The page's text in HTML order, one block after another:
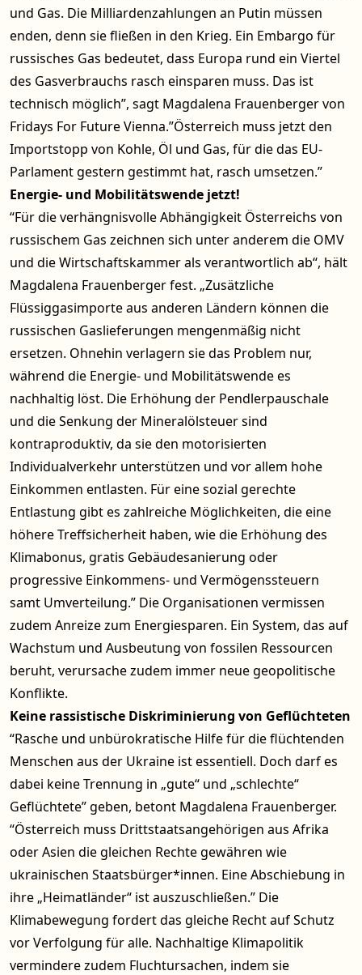
und Gas. Die Milliardenzahlungen an Putin müssen
enden, denn sie fließen in den Krieg. Ein Embargo für
russisches Gas bedeutet, dass Europa rund ein Viertel
des Gasverbrauchs rasch einsparen muss. Das ist
technisch möglich”, sagt Magdalena Frauenberger von
Fridays For Future Vienna.”Österreich muss jetzt den
Importstopp von Kohle, Öl und Gas, für die das EU-
Parlament gestern gestimmt hat, rasch umsetzen.”
Energie- und Mobilitätswende jetzt!
“Für die verhängnisvolle Abhängigkeit Österreichs von
russischem Gas zeichnen sich unter anderem die OMV
und die Wirtschaftskammer als verantwortlich ab“, hält
Magdalena Frauenberger fest. „Zusätzliche
Flüssiggasimporte aus anderen Ländern können die
russischen Gaslieferungen mengenmäßig nicht
ersetzen. Ohnehin verlagern sie das Problem nur,
während die Energie- und Mobilitätswende es
nachhaltig löst. Die Erhöhung der Pendlerpauschale
und die Senkung der Mineralölsteuer sind
kontraproduktiv, da sie den motorisierten
Individualverkehr unterstützen und vor allem hohe
Einkommen entlasten. Für eine sozial gerechte
Entlastung gibt es zahlreiche Möglichkeiten, die eine
höhere Treffsicherheit haben, wie die Erhöhung des
Klimabonus, gratis Gebäudesanierung oder
progressive Einkommens- und Vermögenssteuern
samt Umverteilung.” Die Organisationen vermissen
zudem Anreize zum Energiesparen. Ein System, das auf
Wachstum und Ausbeutung von fossilen Ressourcen
beruht, verursache zudem immer neue geopolitische
Konflikte.
Keine rassistische Diskriminierung von Geflüchteten
“Rasche und unbürokratische Hilfe für die flüchtenden
Menschen aus der Ukraine ist essentiell. Doch darf es
dabei keine Trennung in „gute“ und „schlechte“
Geflüchtete” geben, betont Magdalena Frauenberger.
“Österreich muss Drittstaatsangehörigen aus Afrika
oder Asien die gleichen Rechte gewähren wie
ukrainischen Staatsbürger*innen. Eine Abschiebung in
ihre „Heimatländer“ ist auszuschließen.” Die
Klimabewegung fordert das gleiche Recht auf Schutz
vor Verfolgung für alle. Nachhaltige Klimapolitik
vermindere zudem Fluchtursachen, indem sie